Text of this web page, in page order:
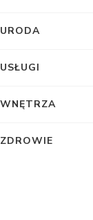
URODA
USŁUGI
WNĘTRZA
ZDROWIE